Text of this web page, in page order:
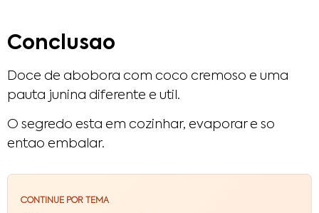
Conclusao
Doce de abobora com coco cremoso e uma
pauta junina diferente e util.
O segredo esta em cozinhar, evaporar e so
entao embalar.
CONTINUE POR TEMA